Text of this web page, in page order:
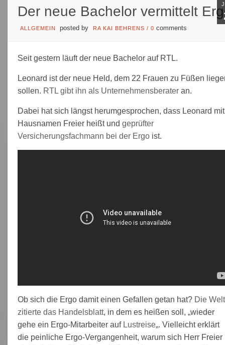
Der neue Bachelor vermittelt
ALLGEMEIN posted by RA KAI BEHRENS / 0 comments
Seit gestern läuft der neue Bachelor auf RTL.
Leonard ist der neue Held, dem 22 Frauen zu Füßen
sollen. RTL gibt ihn als Unternehmensberater an.
Dabei hat sich längst herumgesprochen, dass Leonard mit
Hausnamen Freier heißt und geprüfter
Versicherungsfachmann bei der Ergoist.
Ob sich die Ergo damit einen Gefallen getan hat? Die Welt
zitierte das Handelsblatt, in dem es heißen soll, „wieder
gehe ein Ergo-Mitarbeiter auf Lustreise„. Vielleicht erklärt
die peinliche Ergo-Vergangenheit, warum sich Herr Freier